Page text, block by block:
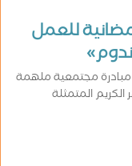
للعمل
مجتمعية ملهمة
المتمثلة